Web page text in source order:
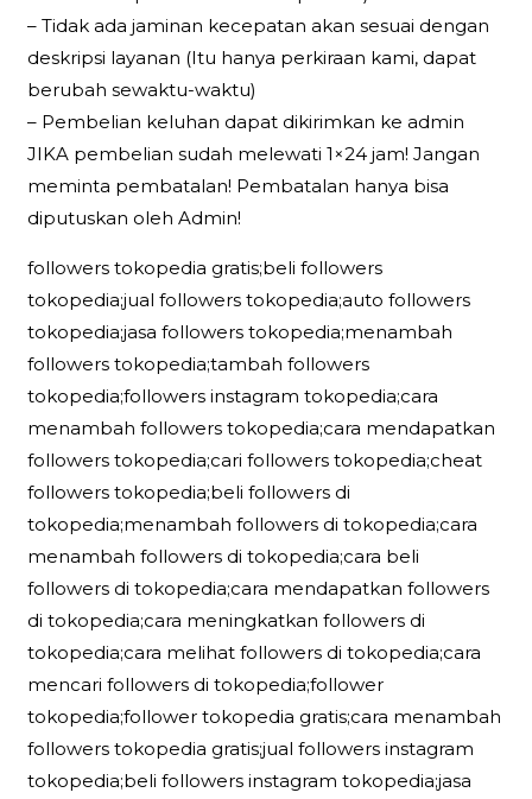
– Tidak ada jaminan kecepatan akan sesuai dengan
deskripsi layanan (Itu hanya perkiraan kami, dapat
berubah sewaktu-waktu)
– Pembelian keluhan dapat dikirimkan ke admin
JIKA pembelian sudah melewati 1×24 jam! Jangan
meminta pembatalan! Pembatalan hanya bisa
diputuskan oleh Admin!
followers tokopedia gratis;beli followers
tokopedia;jual followers tokopedia;auto followers
tokopedia;jasa followers tokopedia;menambah
followers tokopedia;tambah followers
tokopedia;followers instagram tokopedia;cara
menambah followers tokopedia;cara mendapatkan
followers tokopedia;cari followers tokopedia;cheat
followers tokopedia;beli followers di
tokopedia;menambah followers di tokopedia;cara
menambah followers di tokopedia;cara beli
followers di tokopedia;cara mendapatkan followers
di tokopedia;cara meningkatkan followers di
tokopedia;cara melihat followers di tokopedia;cara
mencari followers di tokopedia;follower
tokopedia;follower tokopedia gratis;cara menambah
followers tokopedia gratis;jual followers instagram
tokopedia;beli followers instagram tokopedia;jasa